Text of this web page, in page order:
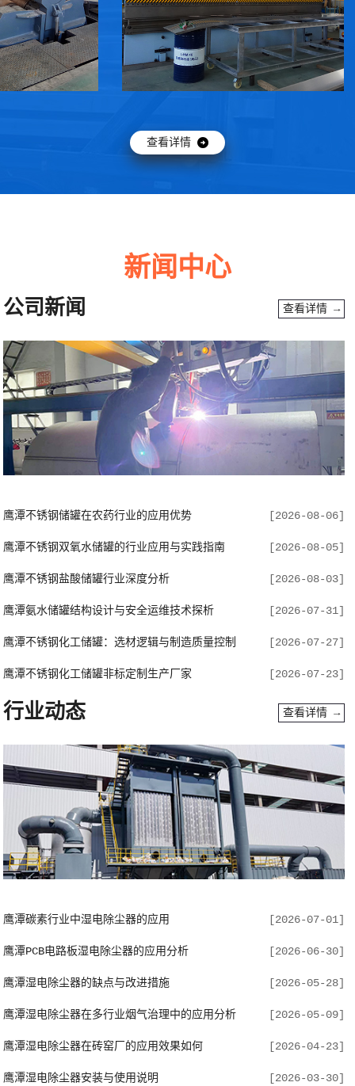
查看详情
新闻中心
查看详情 →
公司新闻
鹰潭不锈钢储罐在农药行业的应用优势 [2026-08-06]
鹰潭不锈钢双氧水储罐的行业应用与实践指南 [2026-08-05]
鹰潭不锈钢盐酸储罐行业深度分析 [2026-08-03]
鹰潭氨水储罐结构设计与安全运维技术探析 [2026-07-31]
鹰潭不锈钢化工储罐：选材逻辑与制造质量控制 [2026-07-27]
鹰潭不锈钢化工储罐非标定制生产厂家 [2026-07-23]
查看详情 →
行业动态
鹰潭碳素行业中湿电除尘器的应用 [2026-07-01]
鹰潭PCB电路板湿电除尘器的应用分析 [2026-06-30]
鹰潭湿电除尘器的缺点与改进措施 [2026-05-28]
鹰潭湿电除尘器在多行业烟气治理中的应用分析 [2026-05-09]
鹰潭湿电除尘器在砖窑厂的应用效果如何 [2026-04-23]
鹰潭湿电除尘器安装与使用说明 [2026-03-30]